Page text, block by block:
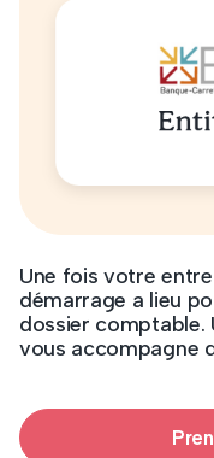
Une fois votre
démarrage a lieu
dossier comptable.
vous accompagne